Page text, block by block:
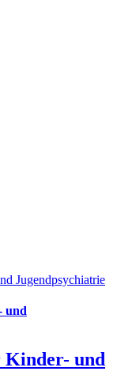
Jugendpsychiatrie
und
Kinder- und